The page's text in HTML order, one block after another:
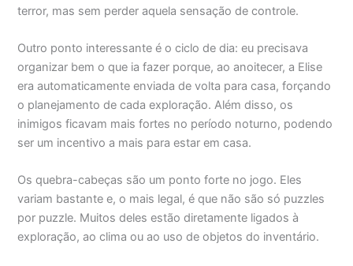
terror, mas sem perder aquela sensação de controle.
Outro ponto interessante é o ciclo de dia: eu precisava
organizar bem o que ia fazer porque, ao anoitecer, a Elise
era automaticamente enviada de volta para casa, forçando
o planejamento de cada exploração. Além disso, os
inimigos ficavam mais fortes no período noturno, podendo
ser um incentivo a mais para estar em casa.
Os quebra-cabeças são um ponto forte no jogo. Eles
variam bastante e, o mais legal, é que não são só puzzles
por puzzle. Muitos deles estão diretamente ligados à
exploração, ao clima ou ao uso de objetos do inventário.